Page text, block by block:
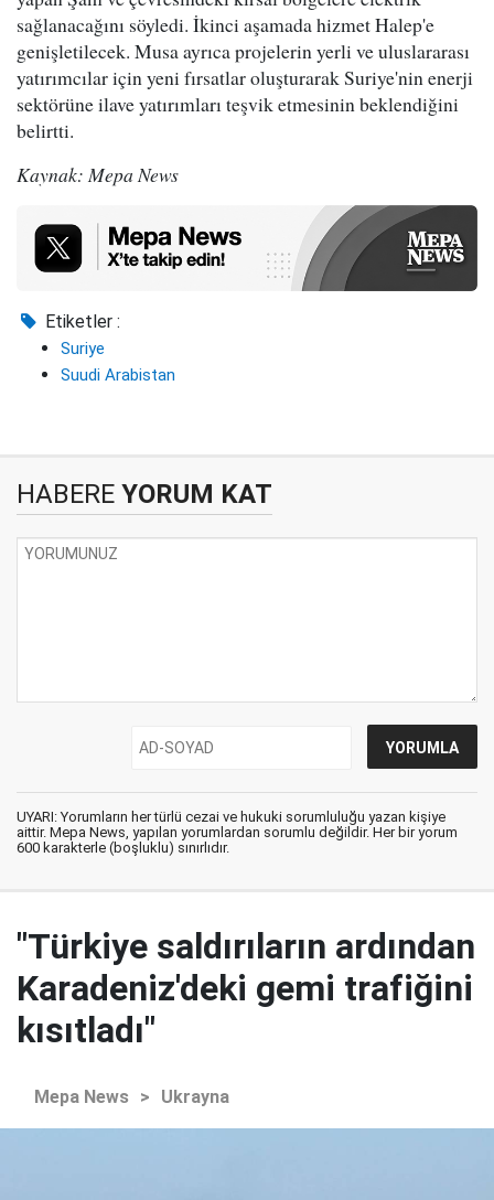
sağlanacağını söyledi. İkinci aşamada hizmet Halep'e
genişletilecek. Musa ayrıca projelerin yerli ve uluslararası
yatırımcılar için yeni fırsatlar oluşturarak Suriye'nin enerji
sektörüne ilave yatırımları teşvik etmesinin beklendiğini
belirtti.
Kaynak: Mepa News
Etiketler :
Suriye
Suudi Arabistan
HABERE YORUM KAT
UYARI: Yorumların her türlü cezai ve hukuki sorumluluğu yazan kişiye
aittir. Mepa News, yapılan yorumlardan sorumlu değildir. Her bir yorum
600 karakterle (boşluklu) sınırlıdır.
"Türkiye saldırıların ardından
Karadeniz'deki gemi trafiğini
kısıtladı"
Mepa News > Ukrayna